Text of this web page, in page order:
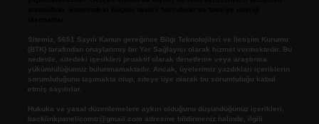
Sitemiz, 5651 Sayılı Kanun gereğince Bilgi Teknolojileri ve İletişim Kurumu
(BTK) tarafından onaylanmış bir Yer Sağlayıcı olarak hizmet vermektedir. Bu
nedenle, sitedeki içerikleri proaktif olarak denetleme veya araştırma
yükümlülüğümüz bulunmamaktadır. Ancak, üyelerimiz yazdıkları içeriklerin
sorumluluğunu taşımakta olup, siteye üye olarak bu sorumluluğu kabul
etmiş sayılırlar.
Hukuka ve yasal düzenlemelere aykırı olduğunu düşündüğünüz içerikleri,
backlinkpanelicomtr@gmail.com adresine bildirmeniz halinde, ilgili